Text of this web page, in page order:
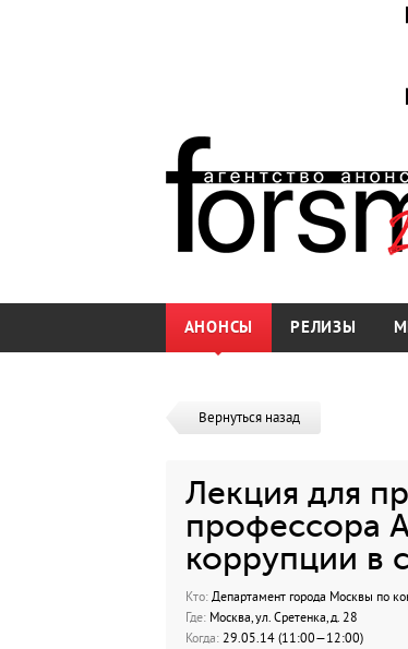
АНОНСЫ РЕЛИЗЫ
Вернуться назад
Лекция для
профессора
коррупции в
Кто:Департамент города Москвы по
Где:Москва, ул. Сретенка, д. 28
Когда:29.05.14 (11:00—12:00)